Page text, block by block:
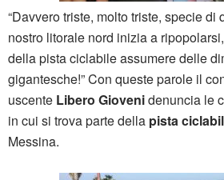
“Davvero triste, molto triste, specie di
nostro litorale nord inizia a
della pista ciclabile assumere delle
gigantesche!” Con queste parole il
uscente Libero Giovenidenuncia le
in cui si trova parte della pista
Messina.